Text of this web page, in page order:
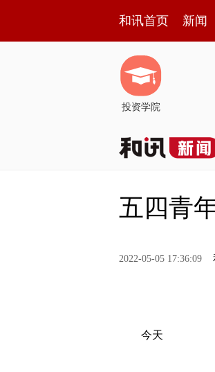
和讯首页 新闻
投资学院
五四青
2022-05-05 17:36:09
今天